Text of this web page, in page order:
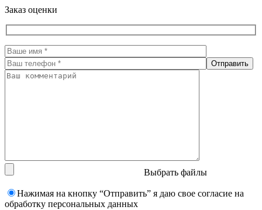
Заказ оценки
Выбрать файлы
Нажимая на кнопку “Отправить” я даю свое согласие на
обработку персональных данных